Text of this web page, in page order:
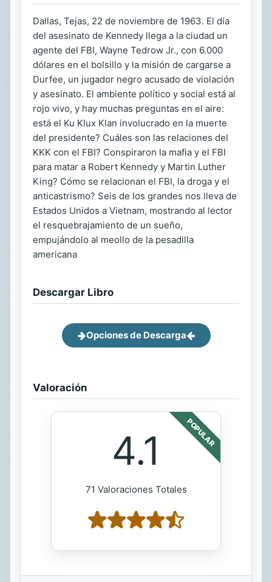
Dallas, Tejas, 22 de noviembre de 1963. El día
del asesinato de Kennedy llega a la ciudad un
agente del FBI, Wayne Tedrow Jr., con 6.000
dólares en el bolsillo y la misión de cargarse a
Durfee, un jugador negro acusado de violación
y asesinato. El ambiente político y social está al
rojo vivo, y hay muchas preguntas en el aire:
está el Ku Klux Klan involucrado en la muerte
del presidente? Cuáles son las relaciones del
KKK con el FBI? Conspiraron la mafia y el FBI
para matar a Robert Kennedy y Martin Luther
King? Cómo se relacionan el FBI, la droga y el
anticastrismo? Seis de los grandes nos lleva de
Estados Unidos a Vietnam, mostrando al lector
el resquebrajamiento de un sueño,
empujándolo al meollo de la pesadilla
americana
Descargar Libro
Opciones de Descarga
Valoración
POPULAR
4.1
71 Valoraciones Totales